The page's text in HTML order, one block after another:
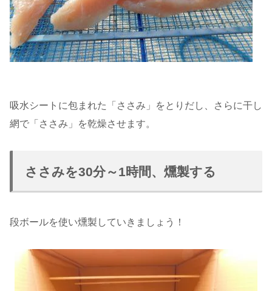
吸水シートに包まれた「ささみ」をとりだし、さらに干し
網で「ささみ」を乾燥させます。
ささみを30分～1時間、燻製する
段ボールを使い燻製していきましょう！